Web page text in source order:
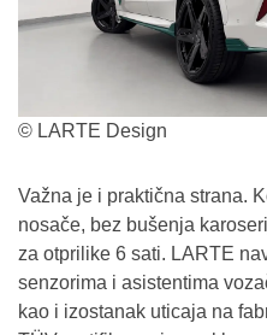
© LARTE Design
Važna je i praktična strana.
nosače, bez bušenja
za otprilike 6 sati. LARTE
senzorima i asistentima
kao i izostanak uticaja na